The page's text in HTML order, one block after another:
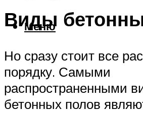
Меню
Виды
Но сразу стоит все
порядку. Самыми
распространенными
бетонных полов